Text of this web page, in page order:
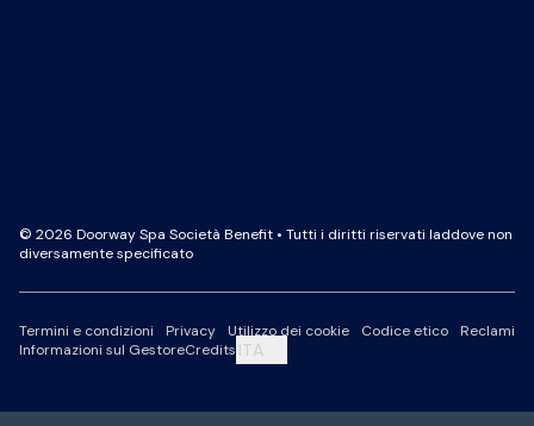
© 2026 Doorway Spa Società Benefit • Tutti i diritti riservati laddove non
diversamente specificato
Termini e condizioni Privacy Utilizzo dei cookie Codice etico
Reclami
Informazioni sul GestoreCredits ITA